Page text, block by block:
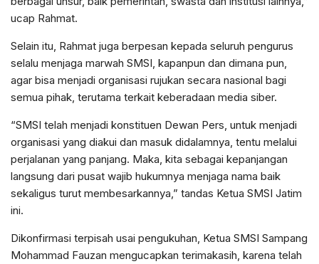
ucap Rahmat.
Selain itu, Rahmat juga berpesan kepada seluruh pengurus
selalu menjaga marwah SMSI, kapanpun dan dimana pun,
agar bisa menjadi organisasi rujukan secara nasional bagi
semua pihak, terutama terkait keberadaan media siber.
“SMSI telah menjadi konstituen Dewan Pers, untuk menjadi
organisasi yang diakui dan masuk didalamnya, tentu melalui
perjalanan yang panjang. Maka, kita sebagai kepanjangan
langsung dari pusat wajib hukumnya menjaga nama baik
sekaligus turut membesarkannya,” tandas Ketua SMSI Jatim
ini.
Dikonfirmasi terpisah usai pengukuhan, Ketua SMSI Sampang
Mohammad Fauzan mengucapkan terimakasih, karena telah